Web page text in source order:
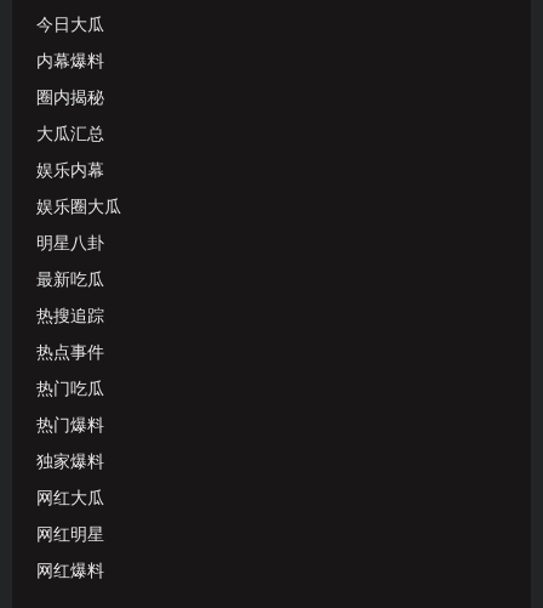
今日大瓜
内幕爆料
圈内揭秘
大瓜汇总
娱乐内幕
娱乐圈大瓜
明星八卦
最新吃瓜
热搜追踪
热点事件
热门吃瓜
热门爆料
独家爆料
网红大瓜
网红明星
网红爆料